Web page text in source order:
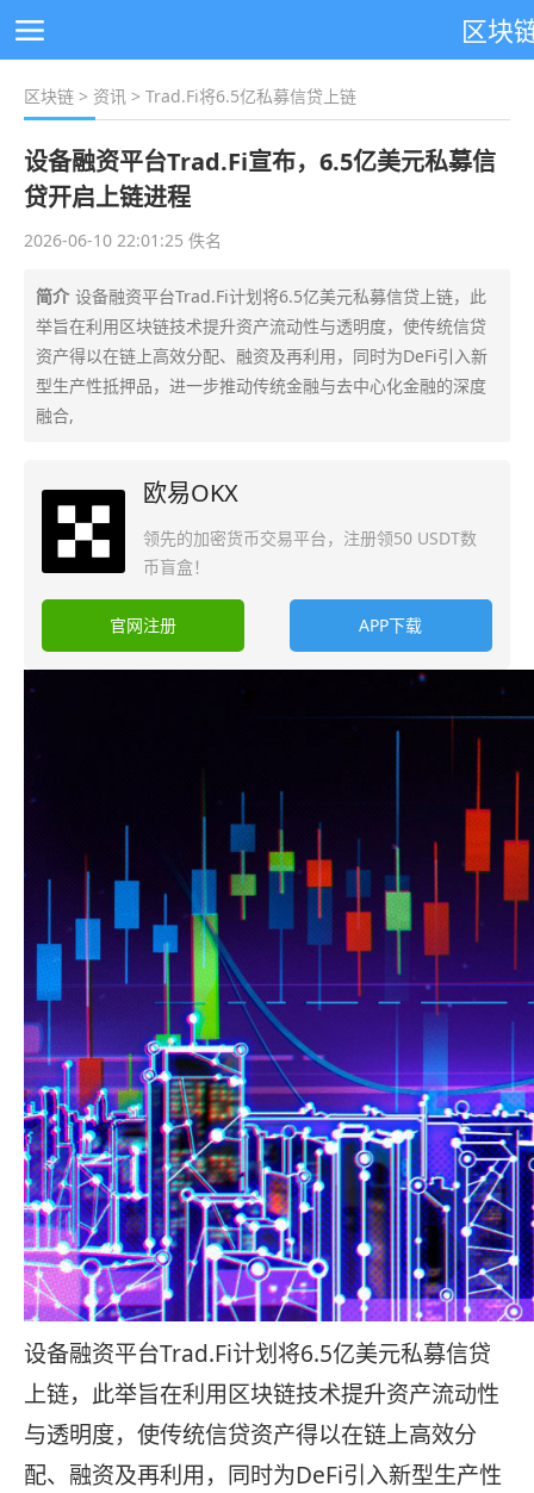
区块
区块链 > 资讯 > Trad.Fi将6.5亿私募信贷上链
设备融资平台Trad.Fi宣布，6.5亿美元私募信
贷开启上链进程
2026-06-10 22:01:25 佚名
简介 设备融资平台Trad.Fi计划将6.5亿美元私募信贷上链，此
举旨在利用区块链技术提升资产流动性与透明度，使传统信贷
资产得以在链上高效分配、融资及再利用，同时为DeFi引入新
型生产性抵押品，进一步推动传统金融与去中心化金融的深度
融合,
欧易OKX
领先的加密货币交易平台，注册领50 USDT数
币盲盒！
官网注册 APP下载
设备融资平台Trad.Fi计划将6.5亿美元私募信贷
上链，此举旨在利用区块链技术提升资产流动性
与透明度，使传统信贷资产得以在链上高效分
配、融资及再利用，同时为DeFi引入新型生产性